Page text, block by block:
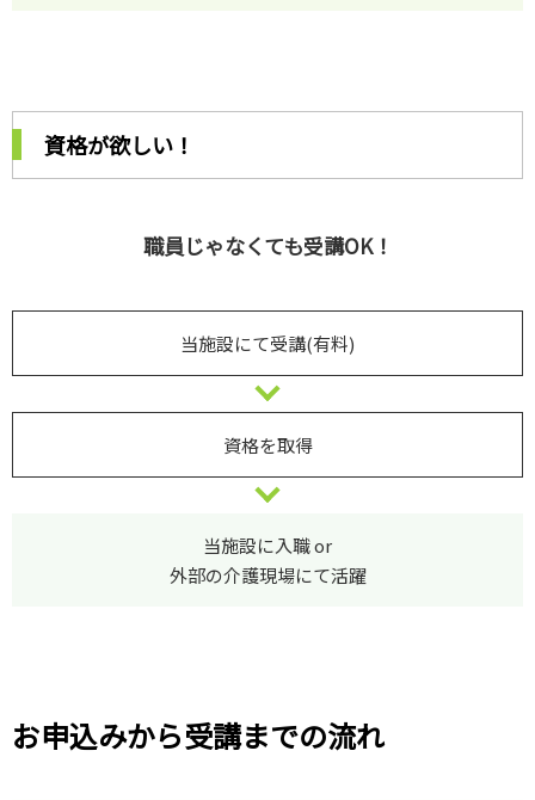
資格が欲しい！
職員じゃなくても受講OK！
当施設にて受講(有料)
資格を取得
当施設に入職 or
外部の介護現場にて活躍
お申込みから受講までの流れ